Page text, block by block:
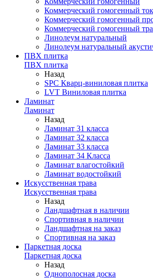
Коммерческий гомогенный
Коммерческий гомогенный
Коммерческий гомогенный
Линолеум натуральный
Линолеум натуральный
ПВХ плитка
ПВХ плитка
Назад
SPC Кварц-виниловая плитка
LVT Виниловая плитка
Ламинат
Ламинат
Назад
Ламинат 31 класса
Ламинат 32 класса
Ламинат 33 класса
Ламинат 34 Класса
Ламинат влагостойкий
Ламинат водостойкий
Искусственная трава
Искусственная трава
Назад
Ландшафтная в наличии
Спортивная в наличии
Ландшафтная на заказ
Спортивная на заказ
Паркетная доска
Паркетная доска
Назад
Однополосная доска